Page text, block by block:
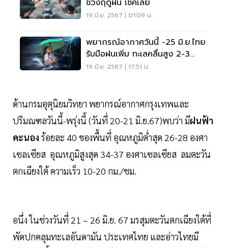
19 มิ.ย. 2567 | 01:09 น.
พยากรณ์อากาศวันนี้ -25 มิ.ย.ไทย
รับมือฝนเพิ่ม ทะเลคลื่นสูง 2-3
เมตร
19 มิ.ย. 2567 | 17:51 น.
ด้านกรมอุตุนิยมวิทยา พยากรณ์อากาศกรุงเทพและ
ปริมณฑลวันนี้-พรุ่งนี้ (วันที่ 20-21 มิ.ย.67)พบว่า มีฝนฟ้า
คะนอง ร้อยละ 40 ของพื้นที่ อุณหภูมิต่ำสุด 26-28 องศา
เซลเซียส อุณหภูมิสูงสุด 34-37 องศาเซลเซียส ลมตะวัน
ตกเฉียงใต้ ความเร็ว 10-20 กม./ชม.
อนึ่ง ในช่วงวันที่ 21 – 26 มิ.ย. 67 มรสุมตะวันตกเฉียงใต้ที่
พัดปกคลุมทะเลอันดามัน ประเทศไทย และอ่าวไทยมี